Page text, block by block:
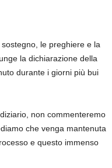
le preghiere e la
la dichiarazione della
durante i giorni più bui
non commenteremo
che venga mantenuta
e questo immenso